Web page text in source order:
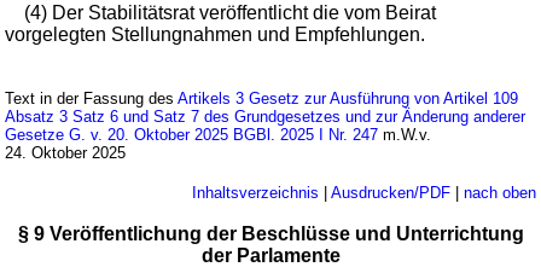
(4) Der Stabilitätsrat veröffentlicht die vom Beirat
vorgelegten Stellungnahmen und Empfehlungen.
Text in der Fassung desArtikels 3 Gesetz zur Ausführung von Artikel 109
Absatz 3 Satz 6 und Satz 7 des Grundgesetzes und zur Änderung anderer
Gesetze G. v. 20. Oktober 2025 BGBl. 2025 I Nr. 247 m.W.v.
24. Oktober 2025
Inhaltsverzeichnis | Ausdrucken/PDF| nach oben
§ 9 Veröffentlichung der Beschlüsse und Unterrichtung
der Parlamente